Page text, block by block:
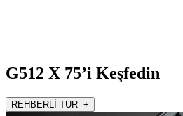
G512 X 75’i Keşfedin
REHBERLİ TUR +